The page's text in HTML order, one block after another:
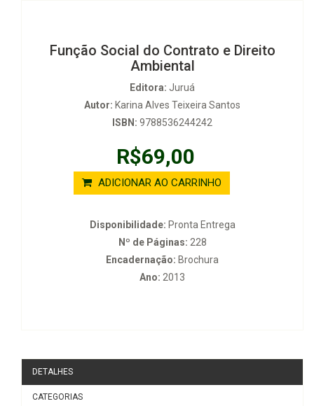
Função Social do Contrato e Direito
Ambiental
Editora: Juruá
Autor: Karina Alves Teixeira Santos
ISBN: 9788536244242
R$69,00
ADICIONAR AO CARRINHO
Disponibilidade: Pronta Entrega
Nº de Páginas: 228
Encadernação: Brochura
Ano: 2013
DETALHES
CATEGORIAS